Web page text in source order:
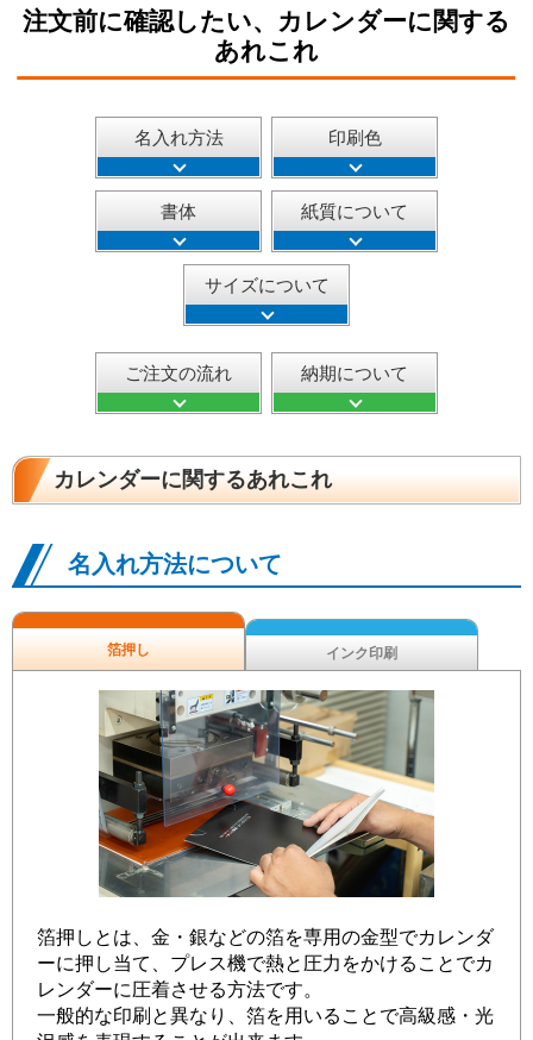
注文前に確認したい、カレンダーに関する
あれこれ
名入れ方法 印刷色
書体 紙質について
サイズについて
ご注文の流れ 納期について
カレンダーに関するあれこれ
名入れ方法について
箔押し インク印刷
箔押しとは、金・銀などの箔を専用の金型でカレンダ
ーに押し当て、プレス機で熱と圧力をかけることでカ
レンダーに圧着させる方法です。
一般的な印刷と異なり、箔を用いることで高級感・光